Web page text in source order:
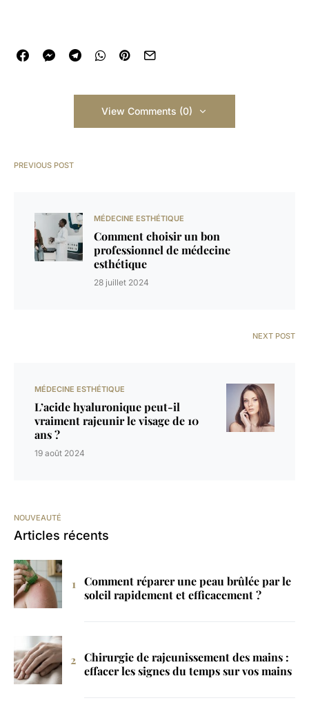
View Comments (0)
PREVIOUS POST
MÉDECINE ESTHÉTIQUE
Comment choisir un bon
professionnel de médecine
esthétique
28 juillet 2024
NEXT POST
MÉDECINE ESTHÉTIQUE
L’acide hyaluronique peut-il
vraiment rajeunir le visage de 10
ans ?
19 août 2024
NOUVEAUTÉ
Articles récents
Comment réparer une peau brûlée par le
soleil rapidement et efficacement ?
Chirurgie de rajeunissement des mains :
effacer les signes du temps sur vos mains